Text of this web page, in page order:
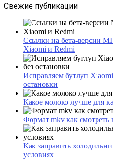
Свежие публикации
Ссылки на бета-версии
Xiaomi и Redmi
Исправляем бутлуп
остановки
Какое молоко лучше для
Формат mkv как смотреть
Как заправить
условиях